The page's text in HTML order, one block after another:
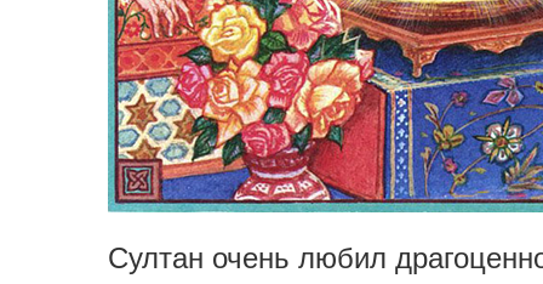
Султан очень любил